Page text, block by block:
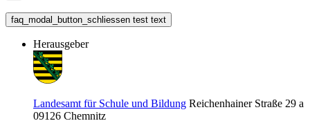
faq_modal_button_schliessen test text
Herausgeber
Landesamt für Schule und Bildung Reichenhainer Straße 29 a
09126 Chemnitz